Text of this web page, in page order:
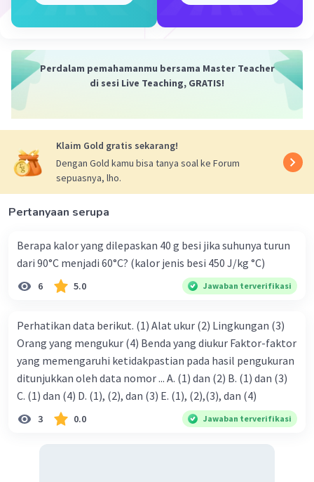
menentukan panjang fokus lensa dirumuskan
1/f = 1/s + 1/s'
Selain itu, perbesaran bayangan dirumuskan
oleh:
M = |s'/s| = |h'/h|.
Keterangan:
f = jarak fokus cermin (cm)
s' = jarak bayangan benda (cm)
R = jari-jari kelengkungan lensa (cm)
M = perbesaran bayangan
Berdasarkan soal, hitung jarak fokus lensa yaitu:
R = 2 x f
f = R/2
f = 20/2
f = 10 cm.
Perdalam pemahamanmu bersama Master Teacher
di sesi Live Teaching, GRATIS!
Klaim Gold gratis sekarang!
Dengan Gold kamu bisa tanya soal ke Forum
sepuasnya, lho.
Pertanyaan serupa
Berapa kalor yang dilepaskan 40 g besi jika suhunya turun
dari 90°C menjadi 60°C? (kalor jenis besi 450 J/kg °C)
6 5.0 Jawaban terverifikasi
Perhatikan data berikut. (1) Alat ukur (2) Lingkungan (3)
Orang yang mengukur (4) Benda yang diukur Faktor-faktor
yang memengaruhi ketidakpastian pada hasil pengukuran
ditunjukkan oleh data nomor ... A. (1) dan (2) B. (1) dan (3)
C. (1) dan (4) D. (1), (2), dan (3) E. (1), (2),(3), dan (4)
3 0.0 Jawaban terverifikasi